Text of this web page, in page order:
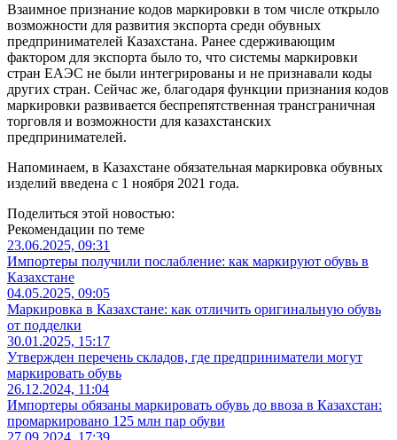
Взаимное признание кодов маркировки в том числе открыло
возможности для развития экспорта среди обувных
предпринимателей Казахстана. Ранее сдерживающим
фактором для экспорта было то, что системы маркировки
стран ЕАЭС не были интегрированы и не признавали коды
других стран. Сейчас же, благодаря функции признания кодов
маркировки развивается беспрепятственная трансграничная
торговля и возможности для казахстанских
предпринимателей.
Напоминаем, в Казахстане обязательная маркировка обувных
изделий введена с 1 ноября 2021 года.
Поделиться этой новостью:
Рекомендации по теме
23.06.2025, 09:31
Импортеры получили послабление: как маркируют обувь в
Казахстане
04.05.2025, 09:05
Маркировка в Казахстане: как отличить оригинальную обувь
от подделки
30.01.2025, 15:17
Утвержден перечень складов, где предприниматели могут
маркировать обувь
26.12.2024, 11:04
Импортеры обязаны маркировать обувь до ввоза в Казахстан:
промаркировано 125 млн пар обуви
27.09.2024, 17:39